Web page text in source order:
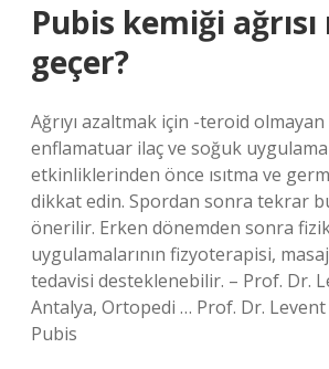
Pubis kemiği ağrısı
geçer?
Ağrıyı azaltmak için -teroid
enflamatuar ilaç ve soğuk uygulama
etkinliklerinden önce ısıtma ve
dikkat edin. Spordan sonra tekrar
önerilir. Erken dönemden sonra
uygulamalarının fizyoterapisi,
tedavisi desteklenebilir. – Prof. Dr.
Antalya, Ortopedi … Prof. Dr. Levent
Pubis